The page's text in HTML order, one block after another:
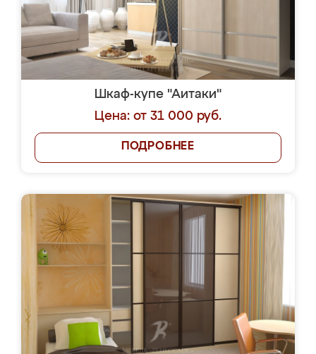
Шкаф-купе "Аитаки"
Цена: от 31 000 руб.
ПОДРОБНЕЕ